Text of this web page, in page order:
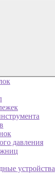
давления
устройства